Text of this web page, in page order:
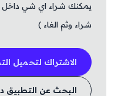
يمكنك شراء اي شي
شراء وثم الغاء )
الاشتراك لتحميل
البحث عن التطبيق